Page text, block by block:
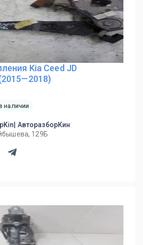
Kia Ceed JD
наличии
АвторазборКин
129Б